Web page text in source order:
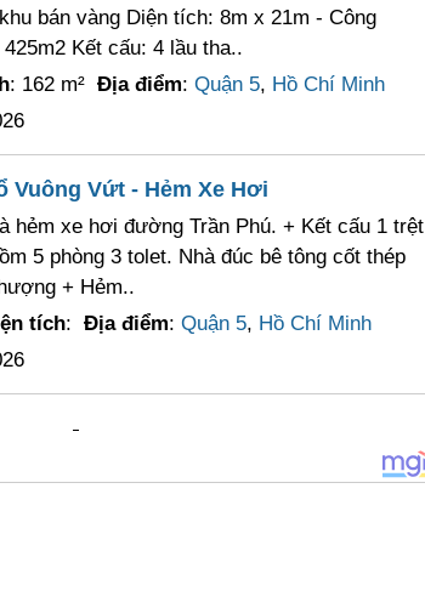
bán vàng Diện tích: 8m x 21m - Công
Kết cấu: 4 lầu tha..
: 162 m² Địa điểm: Quận 5, Hồ Chí Minh
Vuông Vứt - Hẻm Xe Hơi
hẻm xe hơi đường Trần Phú. + Kết cấu 1 trệt
5 phòng 3 tolet. Nhà đúc bê tông cốt thép
+ Hẻm..
tích: Địa điểm: Quận 5, Hồ Chí Minh